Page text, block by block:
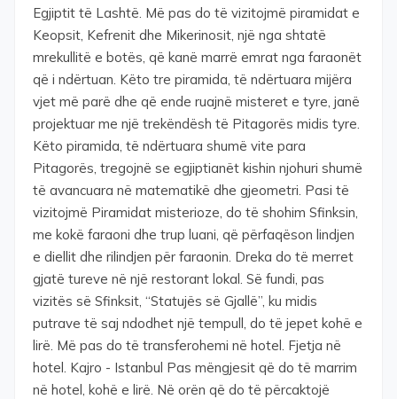
Egjiptit të Lashtë. Më pas do të vizitojmë piramidat e
Keopsit, Kefrenit dhe Mikerinosit, një nga shtatë
mrekullitë e botës, që kanë marrë emrat nga faraonët
që i ndërtuan. Këto tre piramida, të ndërtuara mijëra
vjet më parë dhe që ende ruajnë misteret e tyre, janë
projektuar me një trekëndësh të Pitagorës midis tyre.
Këto piramida, të ndërtuara shumë vite para
Pitagorës, tregojnë se egjiptianët kishin njohuri shumë
të avancuara në matematikë dhe gjeometri. Pasi të
vizitojmë Piramidat misterioze, do të shohim Sfinksin,
me kokë faraoni dhe trup luani, që përfaqëson lindjen
e diellit dhe rilindjen për faraonin. Dreka do të merret
gjatë tureve në një restorant lokal. Së fundi, pas
vizitës së Sfinksit, “Statujës së Gjallë”, ku midis
putrave të saj ndodhet një tempull, do të jepet kohë e
lirë. Më pas do të transferohemi në hotel. Fjetja në
hotel. Kajro - Istanbul Pas mëngjesit që do të marrim
në hotel, kohë e lirë. Në orën që do të përcaktojë